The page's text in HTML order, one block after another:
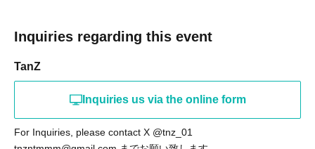
Inquiries regarding this event
TanZ
Inquiries us via the online form
For Inquiries, please contact X @tnz_01